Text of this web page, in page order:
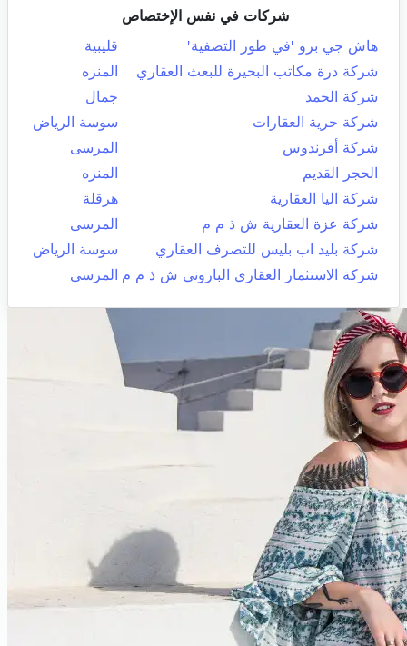
شركات في نفس الإختصاص
هاش جي برو 'في طور التصفية'
قليبية
شركة درة مكاتب البحيرة للبعث العقاري
المنزه
شركة الحمد
جمال
شركة حرية العقارات
سوسة الرياض
شركة أقرندوس
المرسى
الحجر القديم
المنزه
شركة اليا العقارية
هرقلة
شركة عزة العقارية ش ذ م م
المرسى
شركة بليد اب بليس للتصرف العقاري
سوسة الرياض
شركة الاستثمار العقاري الباروني ش ذ م م المرسى